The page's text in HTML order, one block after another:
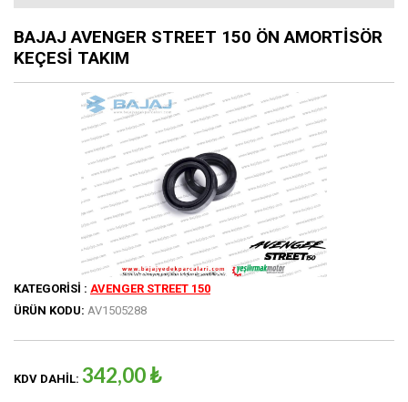
BAJAJ AVENGER STREET 150 ÖN AMORTISÖR
KEÇESI TAKIM
KATEGORISI : AVENGER STREET 150
ÜRÜN KODU: AV1505288
KDV DAHIL: 342,00 ₺